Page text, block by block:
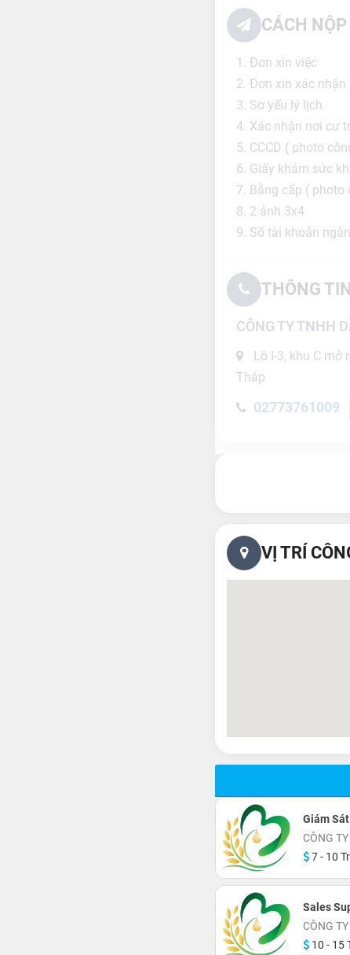
CÁCH
1. Đơn xin việc
2. Đơn xin xác nhận
3. Sơ yếu lý lịch
4. Xác nhận nơi cư
5. CCCD ( photo
6. Giấy khám sức
7. Bằng cấp ( photo
8. 2 ảnh 3x4
9. Số tài khoản
THÔNG
CÔNG TY TNHH
Lô I-3, khu C mở
Tháp
02773761009
VỊ TRÍ
Giám
CÔNG
7 - 10
Sales
CÔNG
10 - 15